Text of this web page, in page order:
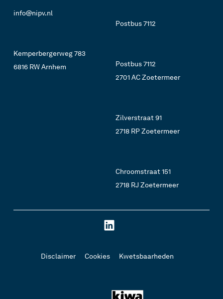
info@nipv.nl
Kemperbergerweg 783
6816 RW Arnhem
Postbus 7112
Postbus 7112
2701 AC Zoetermeer
Zilverstraat 91
2718 RP Zoetermeer
Chroomstraat 151
2718 RJ Zoetermeer
Disclaimer Cookies Kwetsbaarheden